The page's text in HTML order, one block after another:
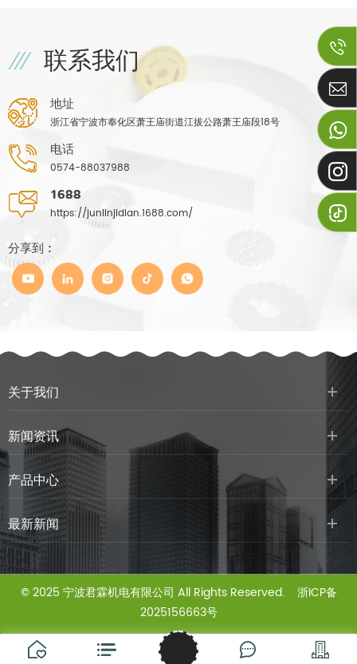
联系我们
地址
浙江省宁波市奉化区萧王庙街道江拔公路萧王庙段18号
电话
0574-88037988
1688
https://junlinjidian.1688.com/
分享到 :
关于我们
新闻资讯
产品中心
最新新闻
© 2025 宁波君霖机电有限公司 All Rights Reserved. 浙ICP备
2025156663号